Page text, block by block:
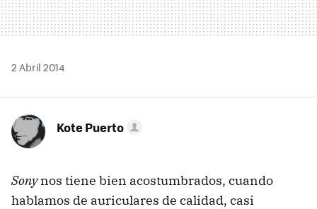
2 Abril 2014
Kote Puerto
Sonynos tiene bien acostumbrados, cuando
hablamos de auriculares de calidad, casi